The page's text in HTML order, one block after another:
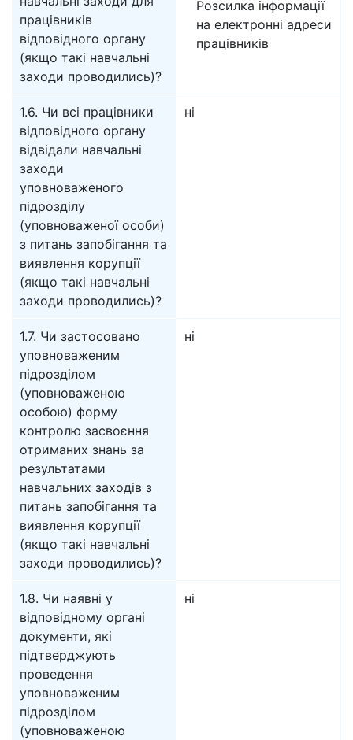
працівників
відповідного органу
(якщо такі навчальні
заходи проводились)?
Розсилка інформації
на електронні адреси
працівників
1.6. Чи всі працівники
відповідного органу
відвідали навчальні
заходи
уповноваженого
підрозділу
(уповноваженої особи)
з питань запобігання та
виявлення корупції
(якщо такі навчальні
заходи проводились)?
ні
1.7. Чи застосовано
уповноваженим
підрозділом
(уповноваженою
особою) форму
контролю засвоєння
отриманих знань за
результатами
навчальних заходів з
питань запобігання та
виявлення корупції
(якщо такі навчальні
заходи проводились)?
ні
1.8. Чи наявні у
відповідному органі
документи, які
підтверджують
проведення
уповноваженим
підрозділом
(уповноваженою
ні